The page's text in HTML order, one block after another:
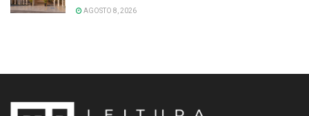
AGOSTO 8, 2026